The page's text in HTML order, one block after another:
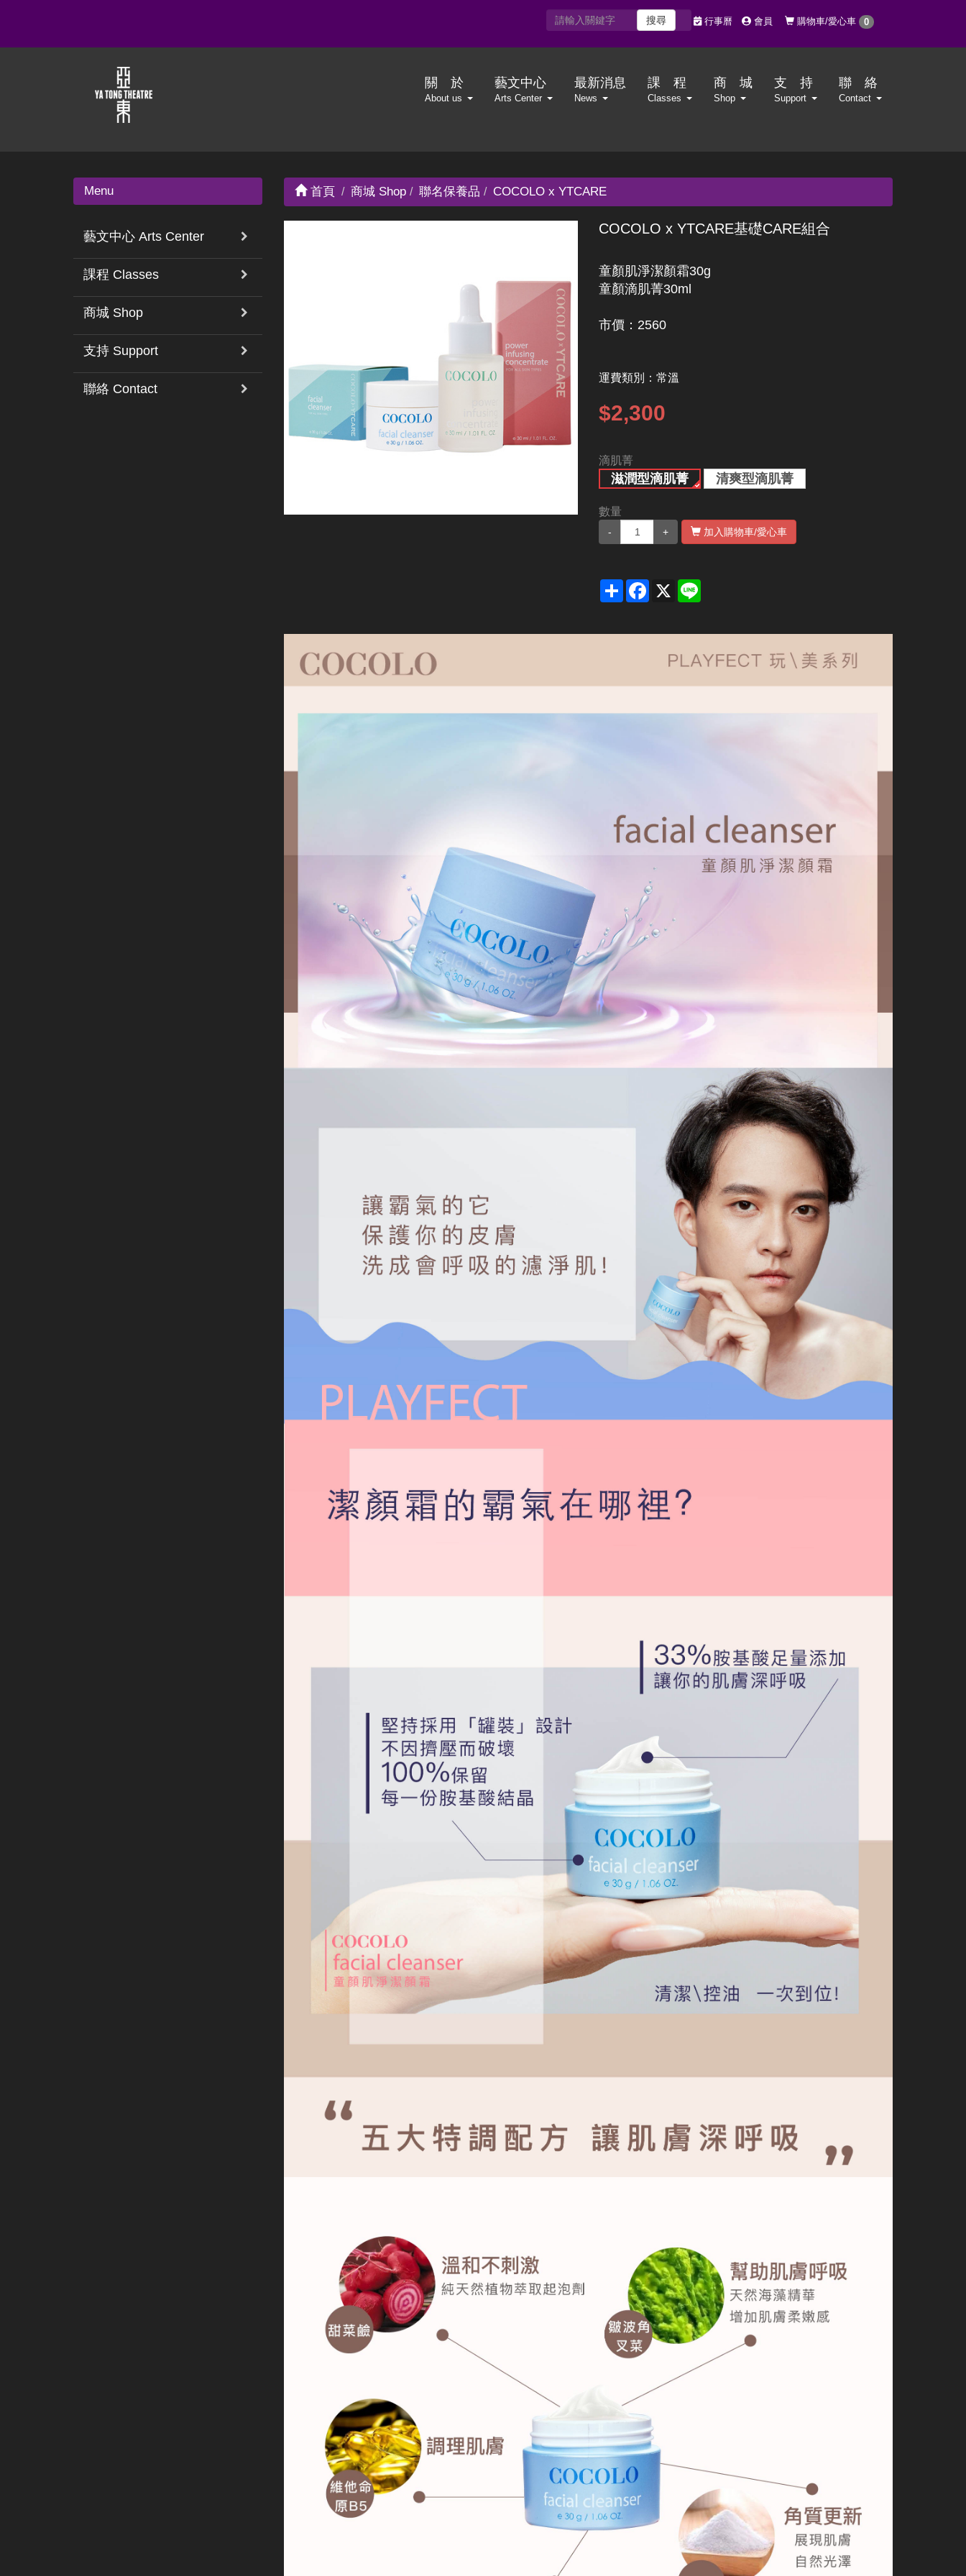
購物車/愛心車 0
行事曆 會員
搜尋
關 於
About us
藝文中心
Arts Center
最新消息
News
課 程
Classes
商 城
Shop
支 持
Support
聯 絡
Contact
Menu
藝文中心 Arts Center
課程 Classes
商城 Shop
支持 Support
聯絡 Contact
首頁 商城 Shop 聯名保養品 COCOLO x YTCARE
COCOLO x YTCARE基礎CARE組合
童顏肌淨潔顏霜30g
童顏滴肌菁30ml
市價：2560
運費類別：常溫
$2,300
滴肌菁
滋潤型滴肌菁 清爽型滴肌菁
數量
- + 加入購物車/愛心車
Share Facebook
X